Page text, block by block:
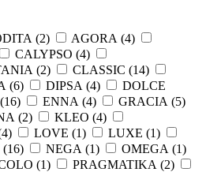
(2) AGORA (4)
CALYPSO (4)
(2) CLASSIC (14)
(6) DIPSA (4)
DOLCE
16) ENNA (4) GRACIA (5)
(2) KLEO (4)
4) LOVE (1) LUXE (1)
(16) NEGA (1) OMEGA (1)
(1) PRAGMATIKA (2)